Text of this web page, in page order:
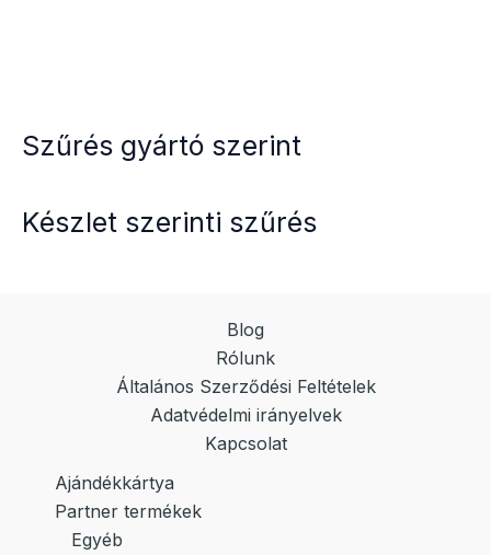
Szűrés gyártó szerint
Készlet szerinti szűrés
Blog
Rólunk
Általános Szerződési Feltételek
Adatvédelmi irányelvek
Kapcsolat
Ajándékkártya
Partner termékek
Egyéb